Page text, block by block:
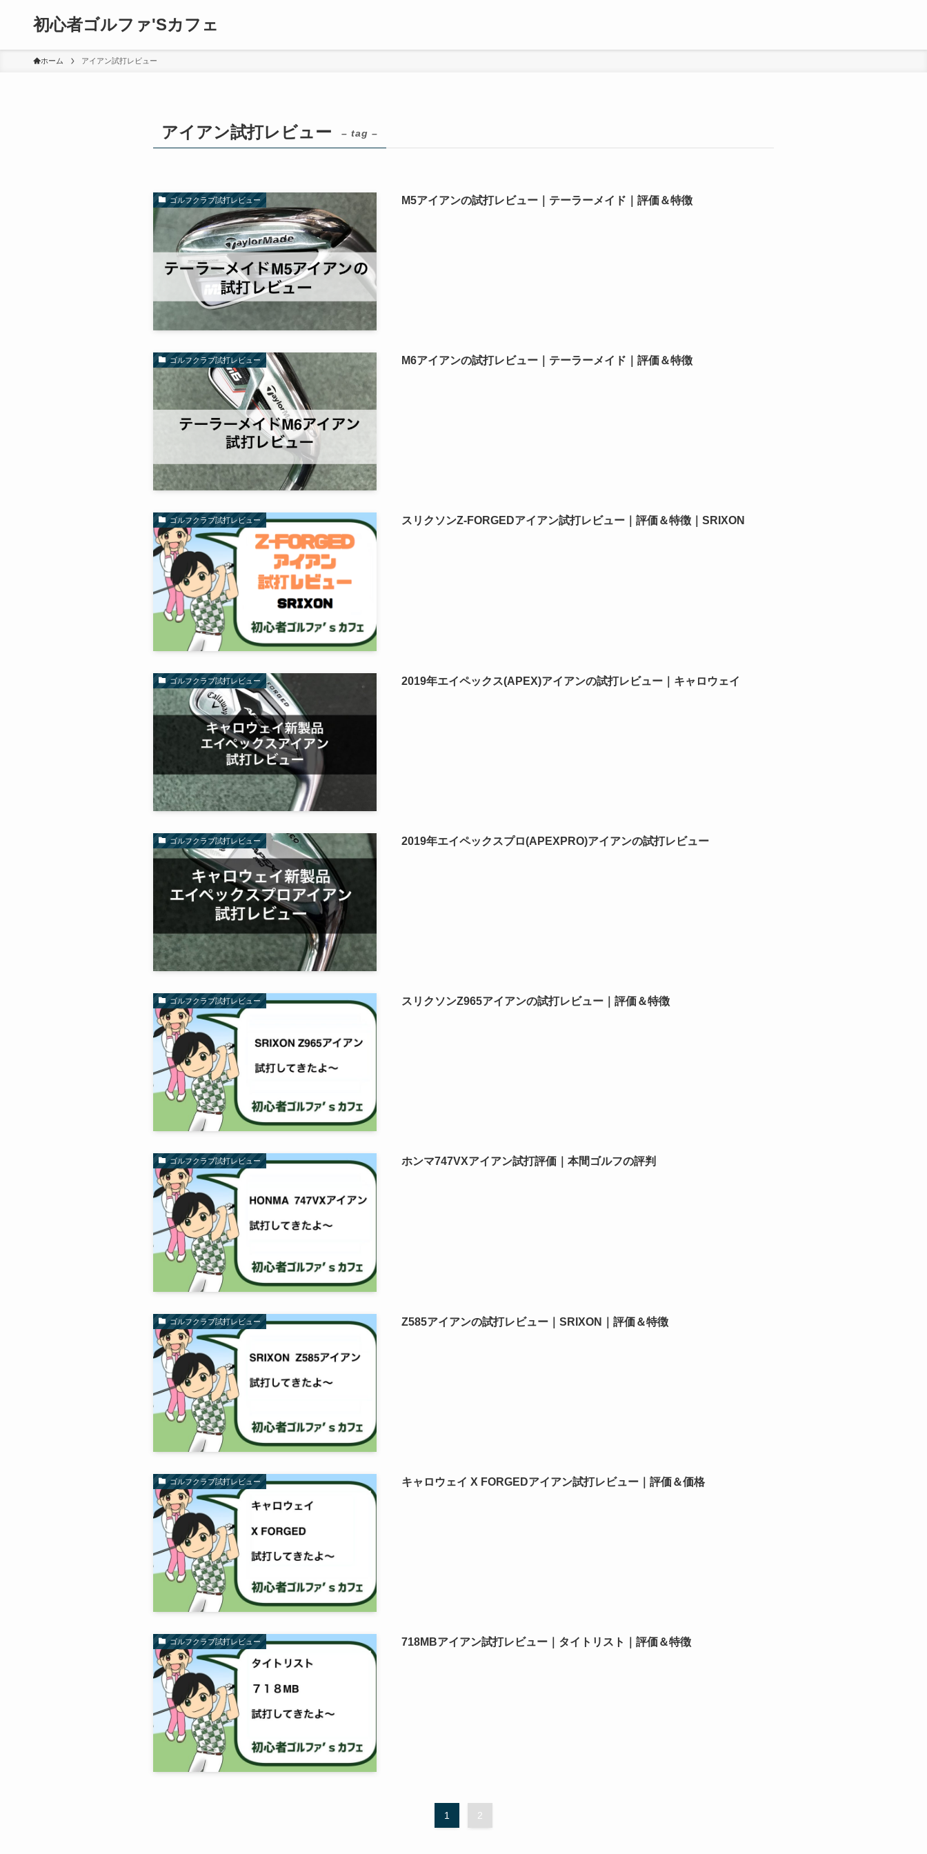
初心者ゴルファ'Sカフェ
ホーム アイアン試打レビュー
アイアン試打レビュー – tag –
ゴルフクラブ試打レビュー M5アイアンの試打レビュー｜テーラーメイド｜評価＆特徴
ゴルフクラブ試打レビュー M6アイアンの試打レビュー｜テーラーメイド｜評価＆特徴
ゴルフクラブ試打レビュー スリクソンZ-FORGEDアイアン試打レビュー｜評価＆特徴｜SRIXON
ゴルフクラブ試打レビュー 2019年エイペックス(APEX)アイアンの試打レビュー｜キャロウェイ
ゴルフクラブ試打レビュー 2019年エイペックスプロ(APEXPRO)アイアンの試打レビュー
ゴルフクラブ試打レビュー スリクソンZ965アイアンの試打レビュー｜評価＆特徴
ゴルフクラブ試打レビュー ホンマ747VXアイアン試打評価｜本間ゴルフの評判
ゴルフクラブ試打レビュー Z585アイアンの試打レビュー｜SRIXON｜評価＆特徴
ゴルフクラブ試打レビュー キャロウェイ X FORGEDアイアン試打レビュー｜評価＆価格
ゴルフクラブ試打レビュー 718MBアイアン試打レビュー｜タイトリスト｜評価＆特徴
1 2